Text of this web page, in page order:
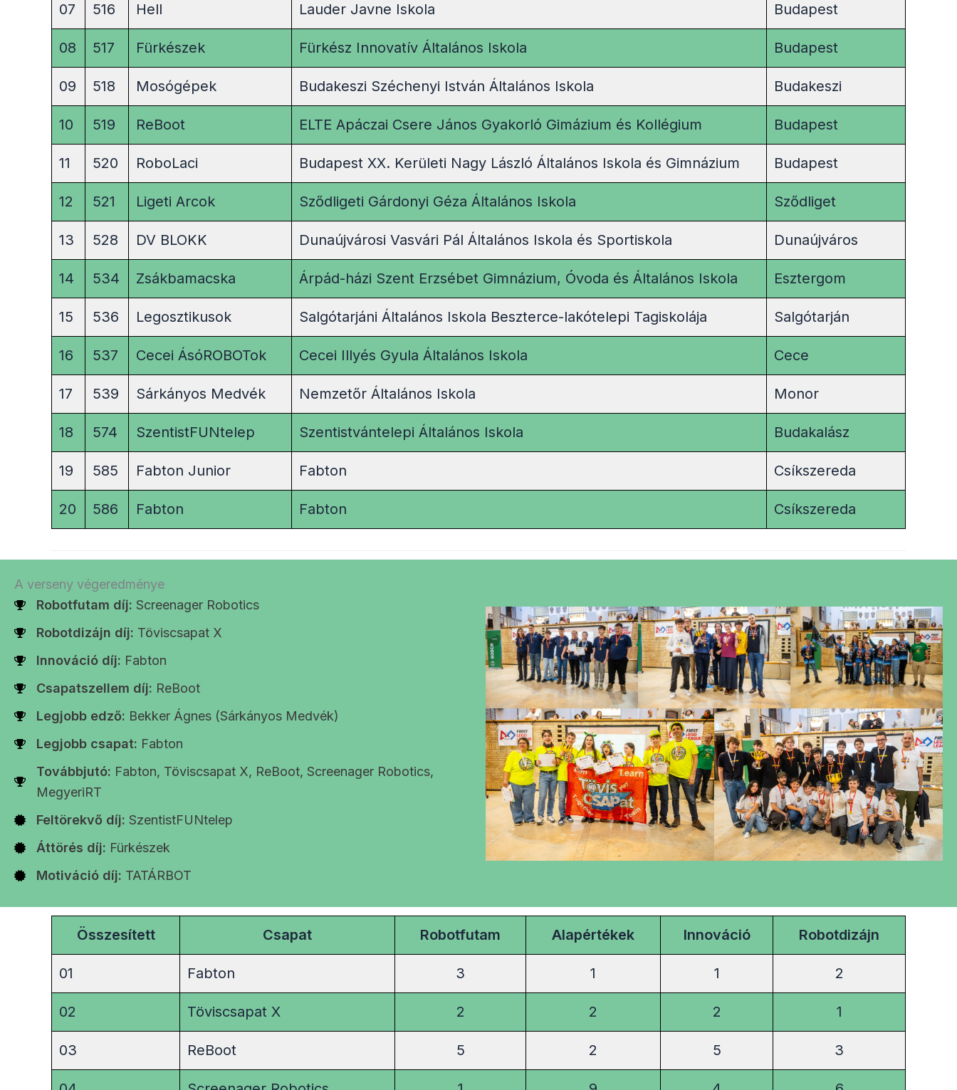
07 516 Hell Lauder Javne Iskola Budapest
08 517 Fürkészek Fürkész Innovatív Általános Iskola Budapest
09 518 Mosógépek Budakeszi Széchenyi István Általános Iskola Budakeszi
10 519 ReBoot ELTE Apáczai Csere János Gyakorló Gimázium és Kollégium Budapest
11 520 RoboLaci Budapest XX. Kerületi Nagy László Általános Iskola és Gimnázium Budapest
12 521 Ligeti Arcok Sződligeti Gárdonyi Géza Általános Iskola Sződliget
13 528 DV BLOKK Dunaújvárosi Vasvári Pál Általános Iskola és Sportiskola Dunaújváros
14 534 Zsákbamacska Árpád-házi Szent Erzsébet Gimnázium, Óvoda és Általános Iskola Esztergom
15 536 Legosztikusok Salgótarjáni Általános Iskola Beszterce-lakótelepi Tagiskolája Salgótarján
16 537 Cecei ÁsóROBOTok Cecei Illyés Gyula Általános Iskola Cece
17 539 Sárkányos Medvék Nemzetőr Általános Iskola Monor
18 574 SzentistFUNtelep Szentistvántelepi Általános Iskola Budakalász
19 585 Fabton Junior Fabton Csíkszereda
20 586 Fabton Fabton Csíkszereda
A verseny végeredménye
Robotfutam díj: Screenager Robotics
Robotdizájn díj: Töviscsapat X
Innováció díj: Fabton
Csapatszellem díj: ReBoot
Legjobb edző: Bekker Ágnes (Sárkányos Medvék)
Legjobb csapat: Fabton
Továbbjutó: Fabton, Töviscsapat X, ReBoot, Screenager Robotics,
MegyeriRT
Feltörekvő díj: SzentistFUNtelep
Áttörés díj: Fürkészek
Motiváció díj: TATÁRBOT
Összesített Csapat Robotfutam Alapértékek Innováció Robotdizájn
01 Fabton 3 1 1 2
02 Töviscsapat X 2 2 2 1
03 ReBoot 5 2 5 3